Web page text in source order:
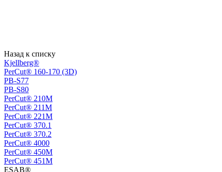
Назад к списку
Kjellberg®
PerCut® 160-170 (3D)
PB-S77
PB-S80
PerСut® 210M
PerСut® 211M
PerСut® 221M
PerСut® 370.1
PerСut® 370.2
PerСut® 4000
PerСut® 450M
PerСut® 451M
ESAB®